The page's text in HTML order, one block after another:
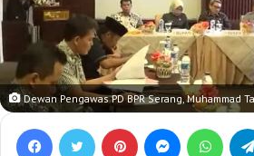
Dewan Pengawas PD BPR Serang, Muhammad